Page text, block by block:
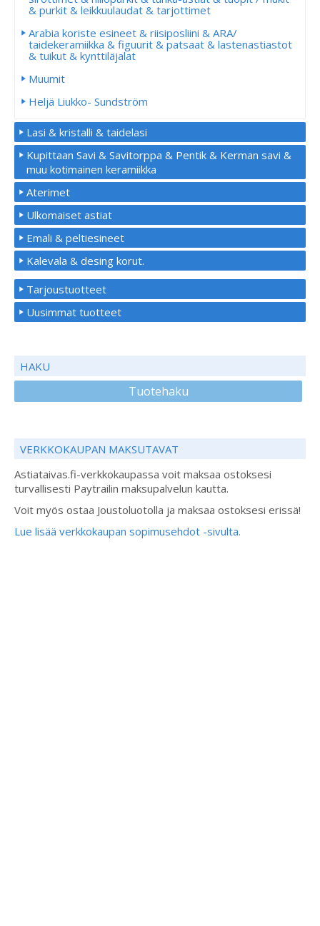
& purkit & leikkuulaudat & tarjottimet
Arabia koriste esineet & riisiposliini & ARA/
taidekeramiikka & figuurit & patsaat & lastenastiastot
& tuikut & kynttiläjalat
Muumit
Heljä Liukko- Sundström
Lasi & kristalli & taidelasi
Kupittaan Savi & Savitorppa & Pentik & Kerman savi &
muu kotimainen keramiikka
Aterimet
Ulkomaiset astiat
Emali & peltiesineet
Kalevala & desing korut.
Tarjoustuotteet
Uusimmat tuotteet
HAKU
Tuotehaku
VERKKOKAUPAN MAKSUTAVAT
Astiataivas.fi-verkkokaupassa voit maksaa ostoksesi
turvallisesti Paytrailin maksupalvelun kautta.
Voit myös ostaa Joustoluotolla ja maksaa ostoksesi erissä!
Lue lisää verkkokaupan sopimusehdot -sivulta.